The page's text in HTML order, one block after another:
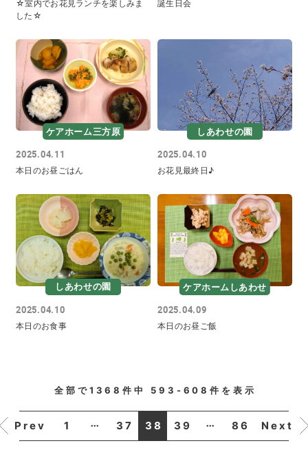
☆室内でお花見ランチを楽しみま
した☆
誕生日会
ケアホーム三方原
2025.04.11
本日のお昼ごはん
しあわせの園
2025.04.10
お花見最終日♪
しあわせの園
2025.04.10
本日のお食事
ケアホームしあわせ
2025.04.09
本日のお昼ご飯
全部で1368件中 593-608件を表示
Prev 1 ... 37 38 39 ... 86 Next